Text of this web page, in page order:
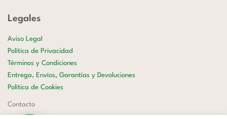
Legales
Aviso Legal
Política de Privacidad
Términos y Condiciones
Entrega, Envíos, Garantías y Devoluciones
Política de Cookies
Contacto